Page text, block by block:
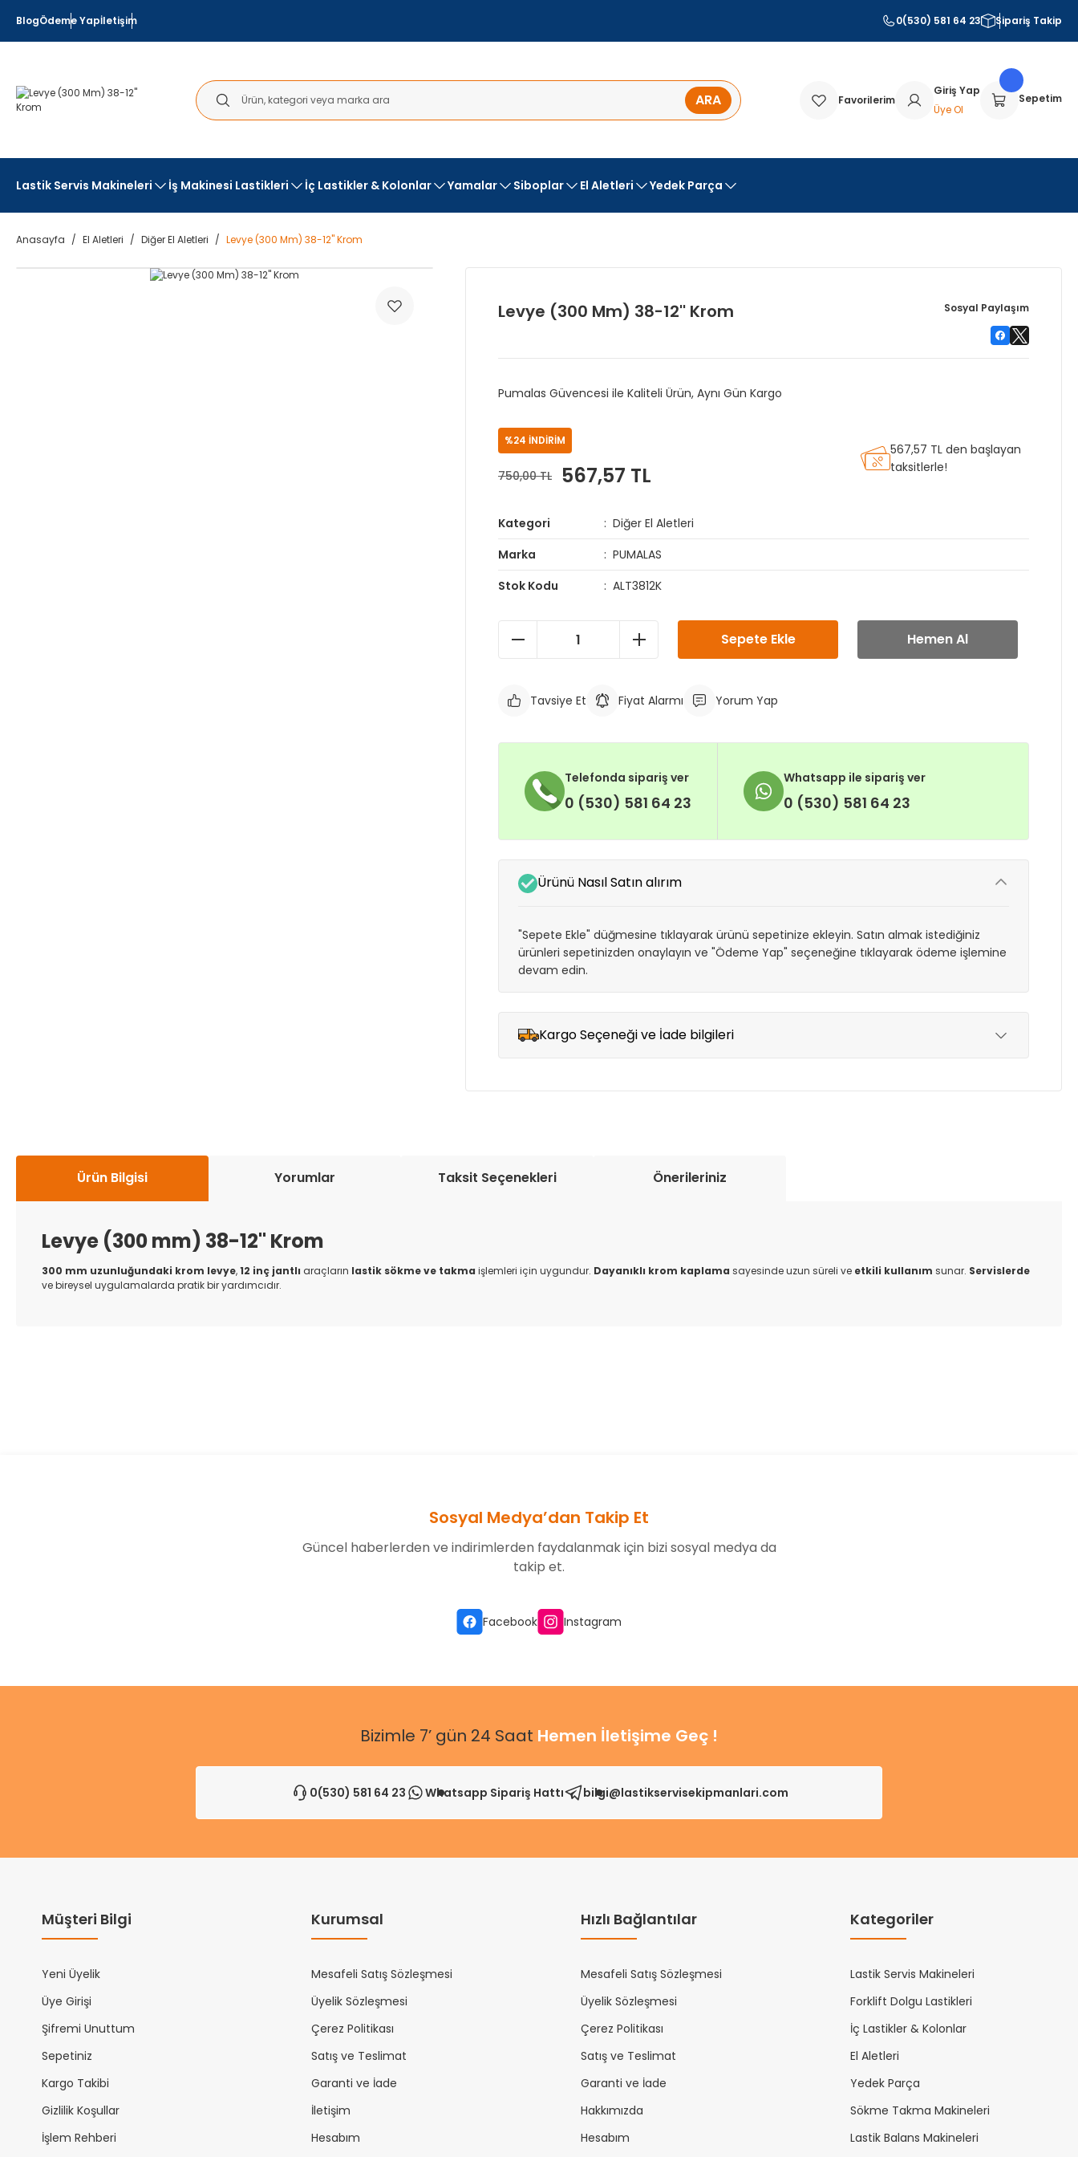
BlogÖdeme Yapİletişim 0(530) 581 64 23 Sipariş Takip
ARA Favorilerim
Giriş Yap
Üye Ol
Sepetim
Lastik Servis Makineleri İş Makinesi Lastikleri İç Lastikler & Kolonlar Yamalar Siboplar El Aletleri Yedek Parça
Anasayfa El Aletleri Diğer El Aletleri Levye (300 Mm) 38-12'' Krom
Levye (300 Mm) 38-12'' Krom Sosyal Paylaşım
Pumalas Güvencesi ile Kaliteli Ürün, Aynı Gün Kargo
%24 İNDİRİM
750,00 TL 567,57 TL
567,57 TL den başlayan
taksitlerle!
Kategori
Diğer El Aletleri
Marka
PUMALAS
Stok Kodu
ALT3812K
Sepete Ekle Hemen Al
Tavsiye Et Fiyat Alarmı Yorum Yap
Telefonda sipariş ver
0 (530) 581 64 23
Whatsapp ile sipariş ver
0 (530) 581 64 23
Ürünü Nasıl Satın alırım
"Sepete Ekle" düğmesine tıklayarak ürünü sepetinize ekleyin. Satın almak istediğiniz
ürünleri sepetinizden onaylayın ve "Ödeme Yap" seçeneğine tıklayarak ödeme işlemine
devam edin.
Kargo Seçeneği ve İade bilgileri
Ürün Bilgisi Yorumlar Taksit Seçenekleri Önerileriniz
Levye (300 mm) 38-12" Krom
300 mm uzunluğundaki krom levye,12 inç jantlı araçların lastik sökme ve takma işlemleri için uygundur. Dayanıklı krom kaplama sayesinde uzun süreli ve etkili kullanım sunar. Servislerde
ve bireysel uygulamalarda pratik bir yardımcıdır.
Gönder
Sosyal Medya’dan Takip Et
Güncel haberlerden ve indirimlerden faydalanmak için bizi sosyal medya da
takip et.
Facebook Instagram
Bizimle 7’ gün 24 Saat Hemen İletişime Geç !
0(530) 581 64 23 Whatsapp Sipariş Hattı bilgi@lastikservisekipmanlari.com
Müşteri Bilgi
Yeni Üyelik
Üye Girişi
Şifremi Unuttum
Sepetiniz
Kargo Takibi
Gizlilik Koşullar
İşlem Rehberi
Kurumsal
Mesafeli Satış Sözleşmesi
Üyelik Sözleşmesi
Çerez Politikası
Satış ve Teslimat
Garanti ve İade
İletişim
Hesabım
Hızlı Bağlantılar
Mesafeli Satış Sözleşmesi
Üyelik Sözleşmesi
Çerez Politikası
Satış ve Teslimat
Garanti ve İade
Hakkımızda
Hesabım
Kategoriler
Lastik Servis Makineleri
Forklift Dolgu Lastikleri
İç Lastikler & Kolonlar
El Aletleri
Yedek Parça
Sökme Takma Makineleri
Lastik Balans Makineleri